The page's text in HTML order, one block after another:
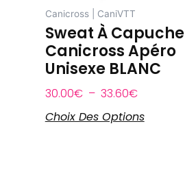
Canicross | CaniVTT
Sweat À Capuche
Canicross Apéro
Unisexe BLANC
30.00€ – 33.60€
Choix Des Options
page
du
produit